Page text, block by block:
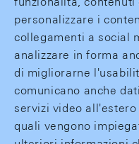
personalizzare i
collegamenti a social
analizzare in forma
di migliorarne
comunicano anche
servizi video
quali vengono